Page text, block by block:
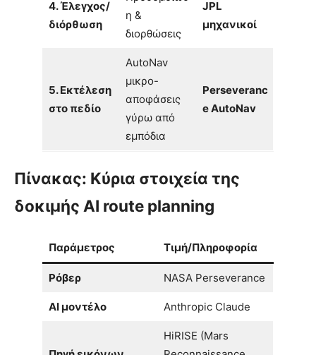
4. Έλεγχος/
διόρθωση
η &
διορθώσεις
JPL
μηχανικοί
5. Εκτέλεση
στο πεδίο
AutoNav
μικρο-
αποφάσεις
γύρω από
εμπόδια
Perseveranc
e AutoNav
Πίνακας: Κύρια στοιχεία της
δοκιμής AI route planning
Παράμετρος Τιμή/Πληροφορία
Ρόβερ NASA Perseverance
AI μοντέλο Anthropic Claude
HiRISE (Mars